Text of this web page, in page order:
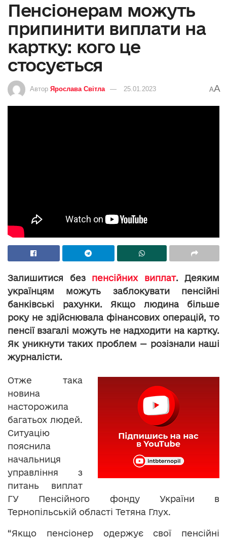
Пенсіонерам можуть
припинити виплати на
картку: кого це
стосується
Автор Ярослава Світла 25.01.2023 AA
Залишитися без пенсійних виплат. Деяким
українцям можуть заблокувати пенсійні
банківські рахунки. Якщо людина більше
року не здійснювала фінансових операцій, то
пенсії взагалі можуть не надходити на картку.
Як уникнути таких проблем — розізнали наші
журналісти.
Отже така
новина
насторожила
багатьох людей.
Ситуацію
пояснила
начальниця
управління з
питань виплат
ГУ Пенсійного фонду України в
Тернопільській області Тетяна Глух.
“Якщо пенсіонер одержує свої пенсійні